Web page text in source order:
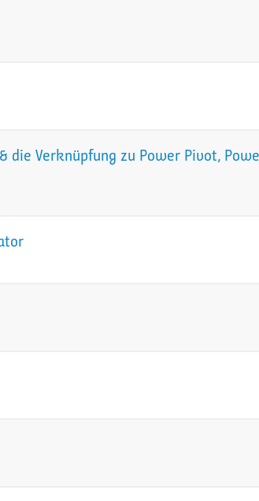
die Verknüpfung zu Power Pivot,